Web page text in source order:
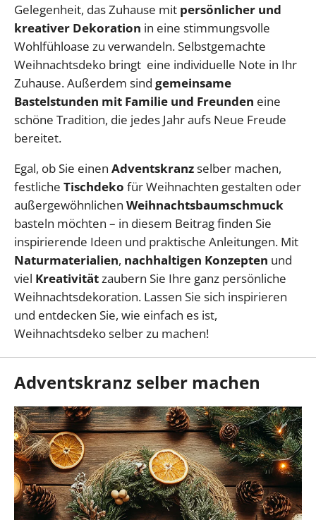
Gelegenheit, das Zuhause mit persönlicher und
kreativer Dekoration in eine stimmungsvolle
Wohlfühloase zu verwandeln. Selbstgemachte
Weihnachtsdeko bringt eine individuelle Note in Ihr
Zuhause. Außerdem sind gemeinsame
Bastelstunden mit Familie und Freunden eine
schöne Tradition, die jedes Jahr aufs Neue Freude
bereitet.
Egal, ob Sie einen Adventskranzselber machen,
festliche Tischdeko für Weihnachten gestalten oder
außergewöhnlichen Weihnachtsbaumschmuck
basteln möchten – in diesem Beitrag finden Sie
inspirierende Ideen und praktische Anleitungen. Mit
Naturmaterialien, nachhaltigen Konzepten und
viel Kreativitätzaubern Sie Ihre ganz persönliche
Weihnachtsdekoration. Lassen Sie sich inspirieren
und entdecken Sie, wie einfach es ist,
Weihnachtsdeko selber zu machen!
Adventskranz selber machen